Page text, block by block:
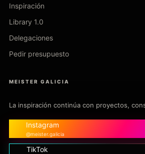
Inspiración
Library 1.0
Delegaciones
Pedir presupuesto
MEISTER GALICIA
La inspiración continúa con proyectos,
Instagram
@meister.galicia
TikTok